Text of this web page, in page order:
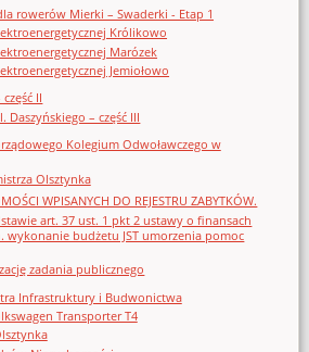
rowerów Mierki – Swaderki - Etap 1
Królikowo
Marózek
Jemiołowo
II
Daszyńskiego – część III
Kolegium Odwoławczego w
Olsztynka
WPISANYCH DO REJESTRU ZABYTKÓW.
art. 37 ust. 1 pkt 2 ustawy o finansach
wykonanie budżetu JST umorzenia pomoc
zadania publicznego
Infrastruktury i Budwonictwa
Transporter T4